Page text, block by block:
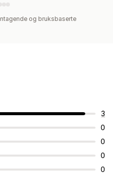
og bruksbaserte
3
0
0
0
0